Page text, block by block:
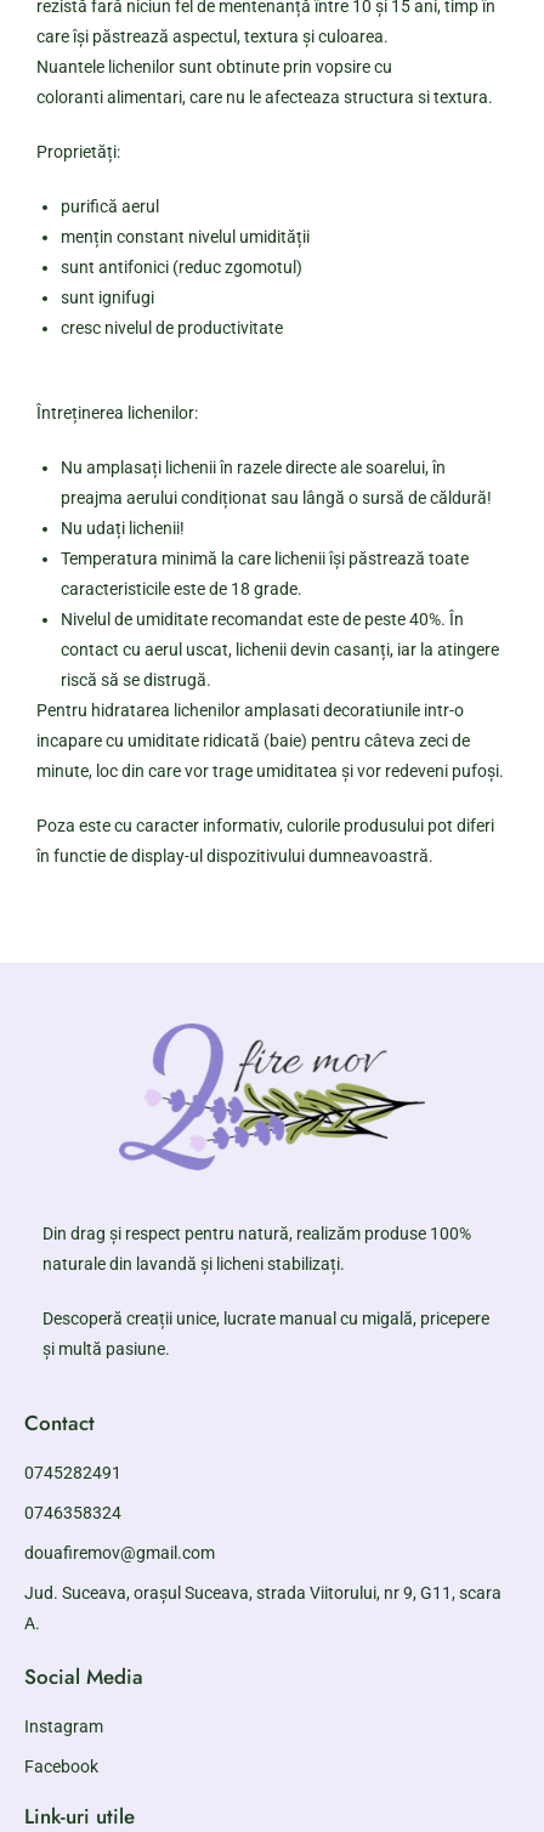
rezistă fară niciun fel de mentenanță între 10 și 15 ani, timp în
care își păstrează aspectul, textura și culoarea.
Nuantele lichenilor sunt obtinute prin vopsire cu
coloranti alimentari, care nu le afecteaza structura si textura.
Proprietăți:
purifică aerul
mențin constant nivelul umidității
sunt antifonici (reduc zgomotul)
sunt ignifugi
cresc nivelul de productivitate
Întreținerea lichenilor:
Nu amplasați lichenii în razele directe ale soarelui, în
preajma aerului condiționat sau lângă o sursă de căldură!
Nu udați lichenii!
Temperatura minimă la care lichenii își păstrează toate
caracteristicile este de 18 grade.
Nivelul de umiditate recomandat este de peste 40%. În
contact cu aerul uscat, lichenii devin casanți, iar la atingere
riscă să se distrugă.
Pentru hidratarea lichenilor amplasati decoratiunile intr-o
incapare cu umiditate ridicată (baie) pentru câteva zeci de
minute, loc din care vor trage umiditatea și vor redeveni pufoși.
Poza este cu caracter informativ, culorile produsului pot diferi
în functie de display-ul dispozitivului dumneavoastră.
Din drag și respect pentru natură, realizăm produse 100%
naturale din lavandă și licheni stabilizați.
Descoperă creații unice, lucrate manual cu migală, pricepere
și multă pasiune.
Contact
0745282491
0746358324
douafiremov@gmail.com
Jud. Suceava, orașul Suceava, strada Viitorului, nr 9, G11, scara
A.
Social Media
Instagram
Facebook
Link-uri utile